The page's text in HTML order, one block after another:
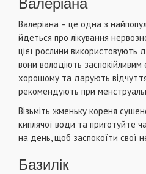
Валеріана
Валеріана – це одна з
йдеться про лікування
цієї рослини використовують
вони володіють
хорошому та дарують
рекомендують при
Візьміть жменьку кореня
киплячої води та приготуйте
на день, щоб заспокоїти свої
Базилік